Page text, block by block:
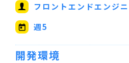
フロントエンドエンジ
週5
開発環境